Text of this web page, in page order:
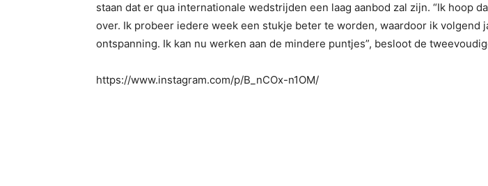
staan dat er qua internationale wedstrijden een laag aanbod zal zijn. “Ik hoop
over. Ik probeer iedere week een stukje beter te worden, waardoor ik volgend
ontspanning. Ik kan nu werken aan de mindere puntjes”, besloot de
https://www.instagram.com/p/B_nCOx-n1OM/